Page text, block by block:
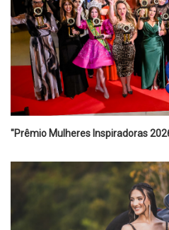
"Prêmio Mulheres Inspiradoras